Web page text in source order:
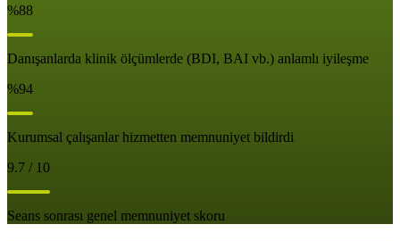
%88
Danışanlarda klinik ölçümlerde (BDI, BAI vb.) anlamlı iyileşme
%94
Kurumsal çalışanlar hizmetten memnuniyet bildirdi
9.7 / 10
Seans sonrası genel memnuniyet skoru